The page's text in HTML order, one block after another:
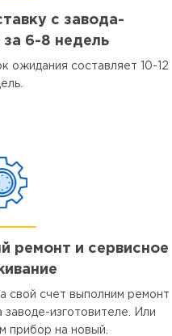
с завода-
за 6-8 недель
ожидания составляет 10-12
ремонт и сервисное
свой счет выполним ремонт
изготовителе. Или
прибор на новый.